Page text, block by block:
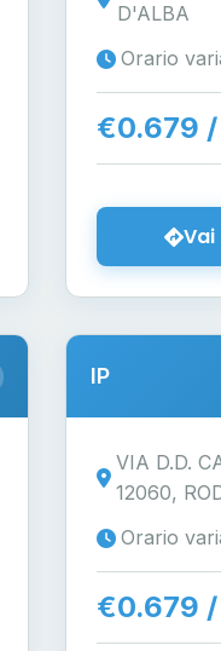
D'ALBA
Orario
€0.679
Vai
IP
VIA D.D.
12060,
Orario
€0.679